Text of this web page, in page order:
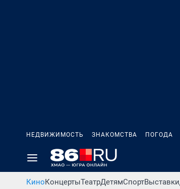
НЕДВИЖИМОСТЬ ЗНАКОМСТВА ПОГОДА
КиноКонцертыТеатрДетямСпортВыставки